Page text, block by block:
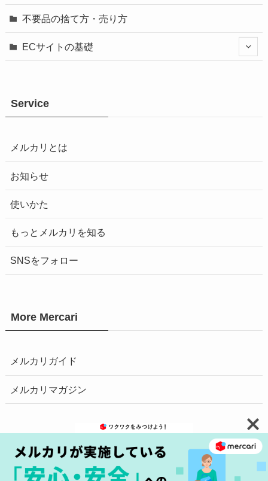
不要品の捨て方・売り方
ECサイトの基礎
Service
メルカリとは
お知らせ
使いかた
もっとメルカリを知る
SNSをフォロー
More Mercari
メルカリガイド
メルカリマガジン